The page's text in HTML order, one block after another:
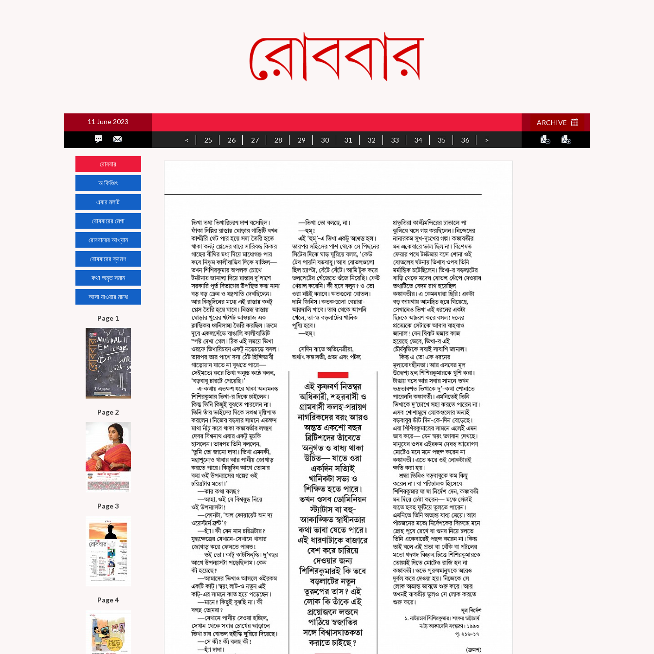
11 June 2023 ARCHIVE
< 25 26 27 28 29 30 31 32 33 34 35 36 >
রোববার
অ কিঞ্চিৎ
এবার মলাট
রোববারের মেগা
রোববারের আখ্যান
রোববারের ক্রমশ
কথা অমৃত সমান
আসা যাওয়ার মাঝে
Page 1
Page 2
Page 3
Page 4